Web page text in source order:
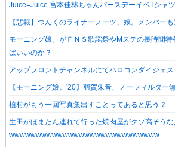
Juice=Juice 宮本佳林ちゃんバースデーイベTシャ
【悲報】つんくのライナーノーツ、娘。メンバー
モーニング娘。がＦＮＳ歌謡祭やMステの長時間
ばいいのか？
アップフロントチャンネルにてハロコンダイジェス
【モーニング娘。'20】羽賀朱音、ノーフィルター
植村がもう一回写真集出すことってあると思う？
生田がほまたん連れて行った焼肉屋がクソ高そう
wwwwwwwwwwwwwwwwwwwwwwwwwwww